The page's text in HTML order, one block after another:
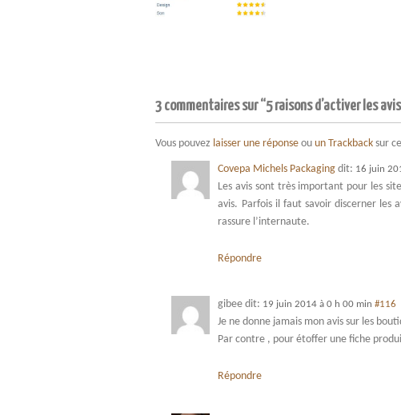
3 commentaires sur “5 raisons d’activer les
Vous pouvez laisser une réponse ouun Trackback sur
Covepa Michels Packaging dit: 16 juin
Les avis sont très important pour les
avis. Parfois il faut savoir discerner les
rassure l’internaute.
Répondre
gibeedit: 19 juin 2014 à 0 h 00 min #116
Je ne donne jamais mon avis sur les
Par contre , pour étoffer une fiche
Répondre